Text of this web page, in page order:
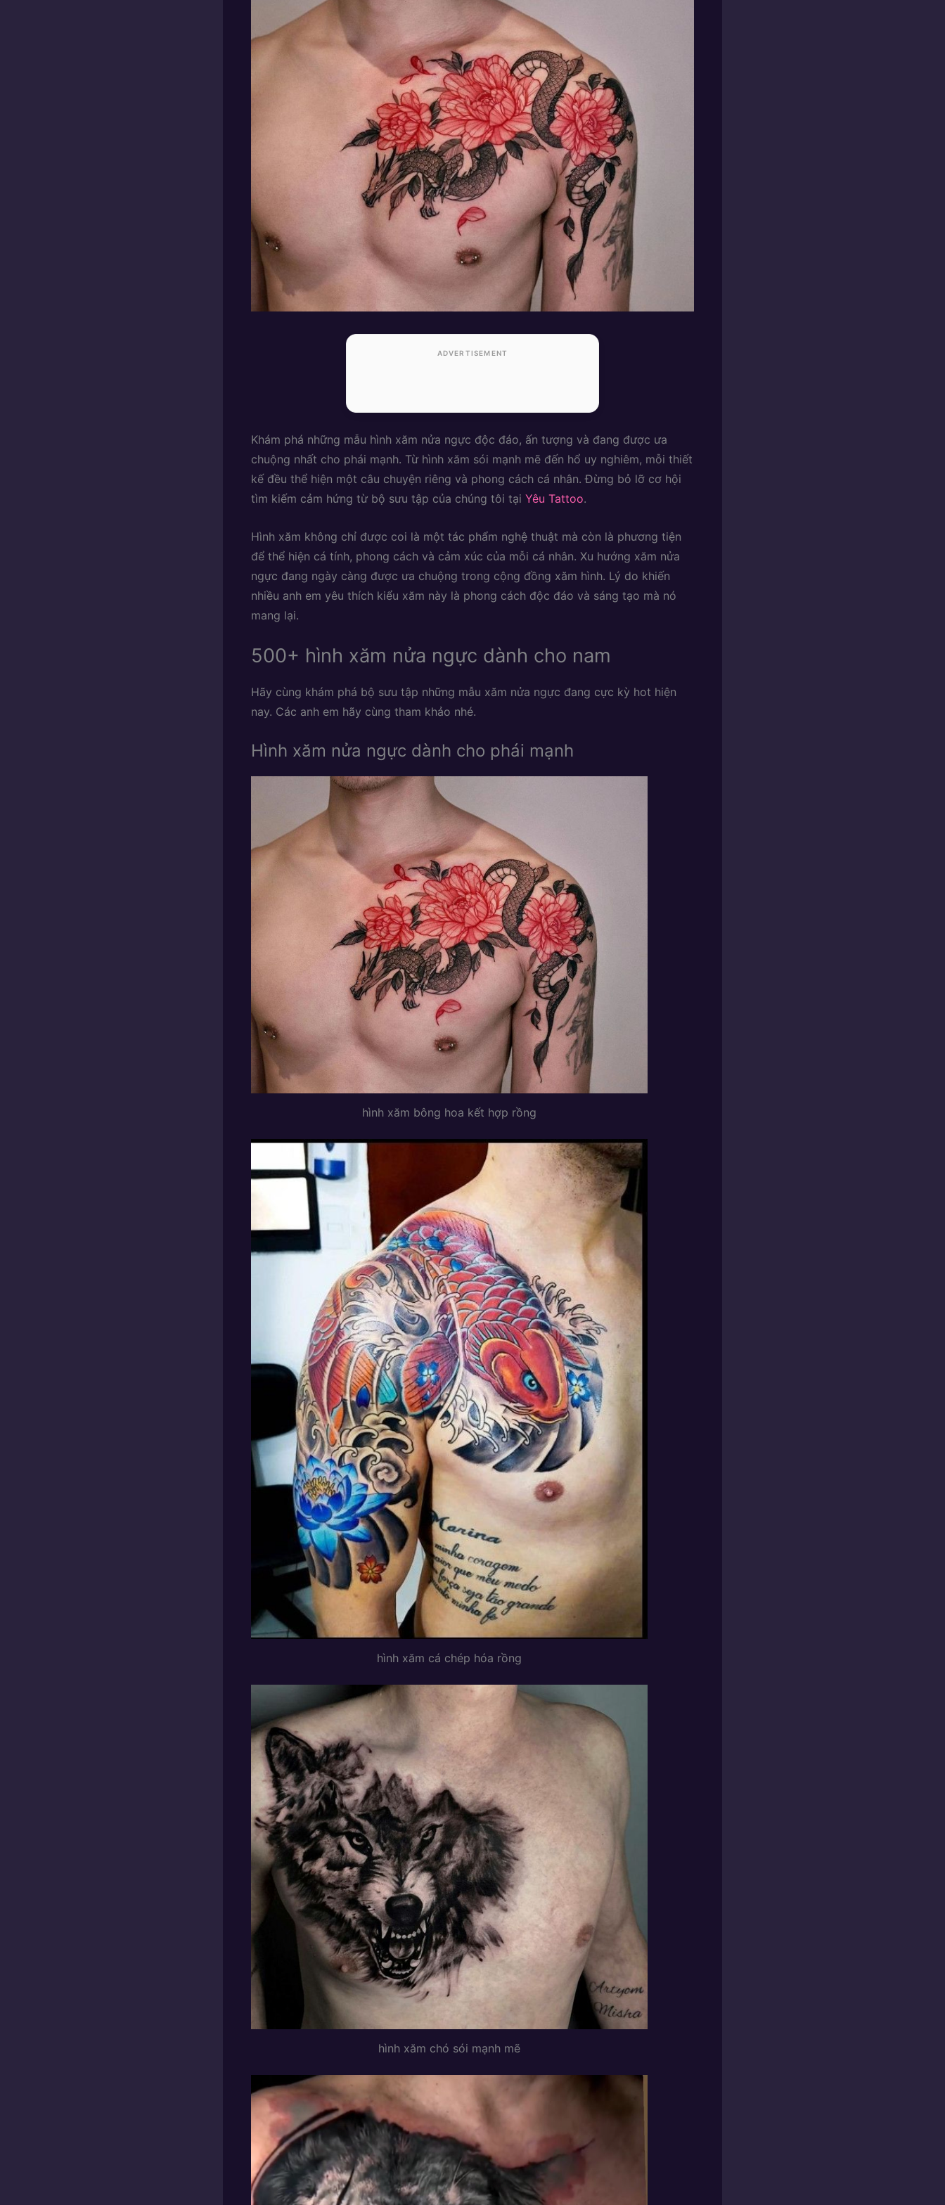
ADVERTISEMENT
Khám phá những mẫu hình xăm nửa ngực độc đáo, ấn tượng và đang được ưa
chuộng nhất cho phái mạnh. Từ hình xăm sói mạnh mẽ đến hổ uy nghiêm, mỗi thiết
kế đều thể hiện một câu chuyện riêng và phong cách cá nhân. Đừng bỏ lỡ cơ hội
tìm kiếm cảm hứng từ bộ sưu tập của chúng tôi tại Yêu Tattoo.
Hình xăm không chỉ được coi là một tác phẩm nghệ thuật mà còn là phương tiện
để thể hiện cá tính, phong cách và cảm xúc của mỗi cá nhân. Xu hướng xăm nửa
ngực đang ngày càng được ưa chuộng trong cộng đồng xăm hình. Lý do khiến
nhiều anh em yêu thích kiểu xăm này là phong cách độc đáo và sáng tạo mà nó
mang lại.
500+ hình xăm nửa ngực dành cho nam
Hãy cùng khám phá bộ sưu tập những mẫu xăm nửa ngực đang cực kỳ hot hiện
nay. Các anh em hãy cùng tham khảo nhé.
Hình xăm nửa ngực dành cho phái mạnh
hình xăm bông hoa kết hợp rồng
hình xăm cá chép hóa rồng
hình xăm chó sói mạnh mẽ